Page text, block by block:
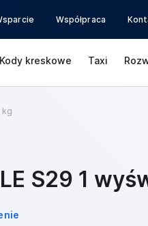
Współpraca
Kody kreskowe Taxi
kg
S29 1